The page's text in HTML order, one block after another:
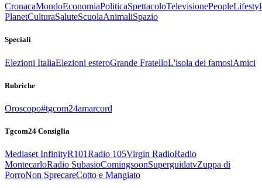
CronacaMondoEconomiaPoliticaSpettacoloTelevisionePeople
PlanetCulturaSaluteScuolaAnimaliSpazio
Speciali
Elezioni ItaliaElezioni esteroGrande FratelloL'isola dei famosiAmici
Rubriche
Oroscopo#tgcom24amarcord
Tgcom24 Consiglia
Mediaset InfinityR101Radio 105Virgin RadioRadio
MontecarloRadio SubasioComingsoonSuperguidatvZuppa di
PorroNon SprecareCotto e Mangiato